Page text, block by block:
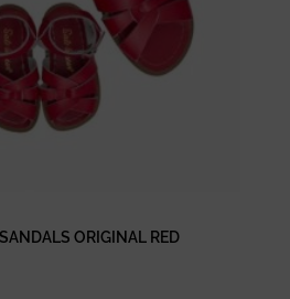
ORIGINAL RED